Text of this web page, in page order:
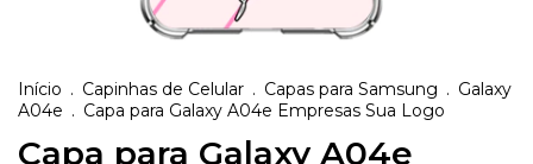
Início . Capinhas de Celular . Capas para Samsung . Galaxy
A04e . Capa para Galaxy A04e Empresas Sua Logo
Capa para Galaxy A04e